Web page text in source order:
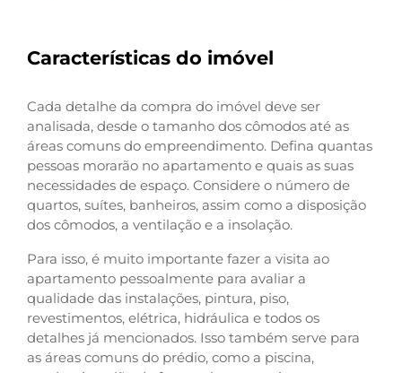
Características do imóvel
Cada detalhe da compra do imóvel deve ser
analisada, desde o tamanho dos cômodos até as
áreas comuns do empreendimento. Defina quantas
pessoas morarão no apartamento e quais as suas
necessidades de espaço. Considere o número de
quartos, suítes, banheiros, assim como a disposição
dos cômodos, a ventilação e a insolação.
Para isso, é muito importante fazer a visita ao
apartamento pessoalmente para avaliar a
qualidade das instalações, pintura, piso,
revestimentos, elétrica, hidráulica e todos os
detalhes já mencionados. Isso também serve para
as áreas comuns do prédio, como a piscina,